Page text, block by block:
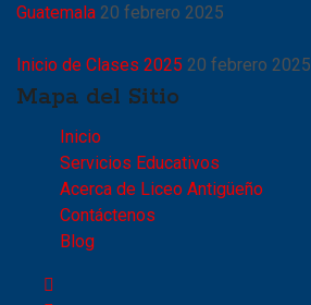
Guatemala 20 febrero 2025
Inicio de Clases 2025 20 febrero 2025
Mapa del Sitio
Inicio
Servicios Educativos
Acerca de Liceo Antigüeño
Contáctenos
Blog